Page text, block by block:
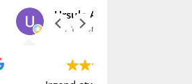
Arzten